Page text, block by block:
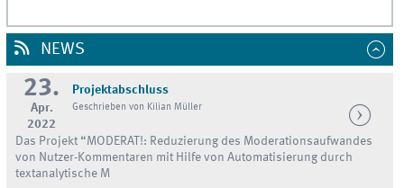
NEWS
23.
Apr.
2022
Projektabschluss
Geschrieben von Kilian Müller
Das Projekt “MODERAT!: Reduzierung des Moderationsaufwandes
von Nutzer-Kommentaren mit Hilfe von Automatisierung durch
textanalytische M